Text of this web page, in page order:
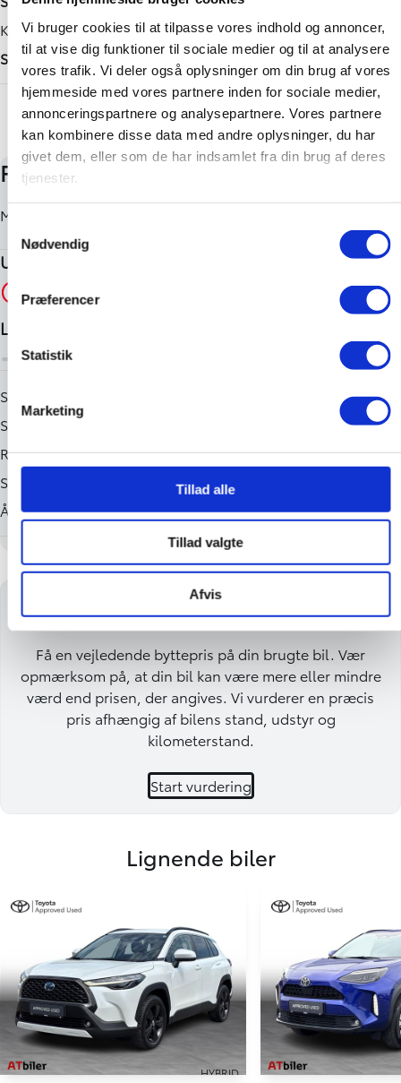
Vi bruger cookies til at tilpasse vores indhold og annoncer,
til at vise dig funktioner til sociale medier og til at analysere
vores trafik. Vi deler også oplysninger om din brug af vores
hjemmeside med vores partnere inden for sociale medier,
annonceringspartnere og analysepartnere. Vores partnere
kan kombinere disse data med andre oplysninger, du har
givet dem, eller som de har indsamlet fra din brug af deres
tjenester.
Nødvendig
Præferencer
Statistik
Marketing
Tillad alle
Tillad valgte
Afvis
Karosseri
SUV
Tilkoblingsvægt med bremser
750 kg
Tilkoblingsvægt uden bremser
750 kg
+ Vis flere
Få en byttepris på din bil
Få en vejledende byttepris på din brugte bil. Vær
opmærksom på, at din bil kan være mere eller mindre
værd end prisen, der angives. Vi vurderer en præcis
pris afhængig af bilens stand, udstyr og
kilometerstand.
Start vurdering
Lignende biler
HYBRID